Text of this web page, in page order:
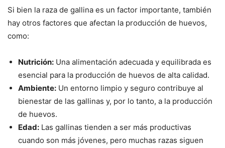
Si bien la raza de gallina es un factor importante, también
hay otros factores que afectan la producción de huevos,
como:
Nutrición: Una alimentación adecuada y equilibrada es
esencial para la producción de huevos de alta calidad.
Ambiente: Un entorno limpio y seguro contribuye al
bienestar de las gallinas y, por lo tanto, a la producción
de huevos.
Edad: Las gallinas tienden a ser más productivas
cuando son más jóvenes, pero muchas razas siguen